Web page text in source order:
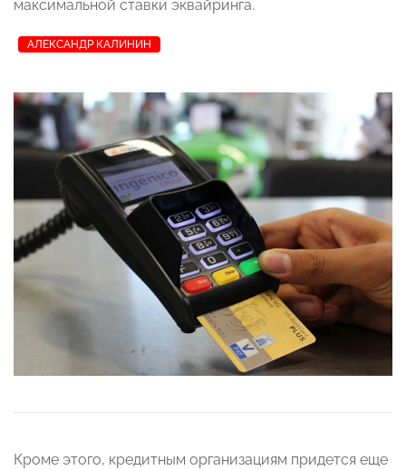
максимальной ставки эквайринга.
АЛЕКСАНДР КАЛИНИН
Кроме этого, кредитным организациям придется еще